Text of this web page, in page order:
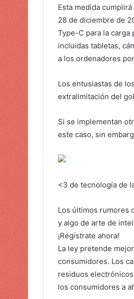
l
n
i
Esta medida
28 de diciembre de
Type-C para la
incluidas tabletas,
a los ordenadores
Los entusiastas de
extralimitación del
Si se implementan
este caso, sin
<3 de tecnología de
Los últimos rumores
y algo de arte de
¡Regístrate ahora!
La ley pretende
consumidores. Los
residuos electrónicos
los consumidores a